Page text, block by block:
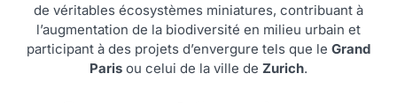
de véritables écosystèmes miniatures, contribuant à
l’augmentation de la biodiversité en milieu urbain et
participant à des projets d’envergure tels que le Grand
Paris ou celui de la ville de Zurich.